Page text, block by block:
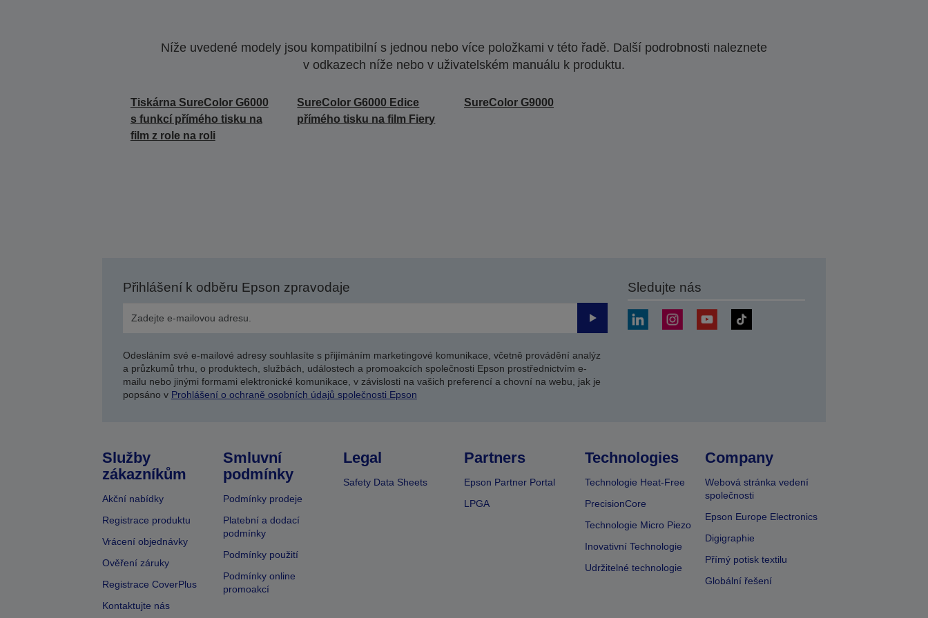
Níže uvedené modely jsou kompatibilní s jednou nebo více položkami v této řadě. Další podrobnosti naleznete
v odkazech níže nebo v uživatelském manuálu k produktu.
Tiskárna SureColor G6000
s funkcí přímého tisku na
film z role na roli
SureColor G6000 Edice
přímého tisku na film Fiery
SureColor G9000
Přihlášení k odběru Epson zpravodaje
Odeslat
Odesláním své e-mailové adresy souhlasíte s přijímáním marketingové komunikace, včetně provádění analýz
a průzkumů trhu, o produktech, službách, událostech a promoakcích společnosti Epson prostřednictvím e-
mailu nebo jinými formami elektronické komunikace, v závislosti na vašich preferencí a chovní na webu, jak je
popsáno v Prohlášení o ochraně osobních údajů společnosti Epson
Sledujte nás
Služby
zákazníkům
Akční nabídky
Registrace produktu
Vrácení objednávky
Ověření záruky
Registrace CoverPlus
Kontaktujte nás
Smluvní
podmínky
Podmínky prodeje
Platební a dodací
podmínky
Podmínky použití
Podmínky online
promoakcí
Legal
Safety Data Sheets
Partners
Epson Partner Portal
LPGA
Technologies
Technologie Heat-Free
PrecisionCore
Technologie Micro Piezo
Inovativní Technologie
Udržitelné technologie
Company
Webová stránka vedení
společnosti
Epson Europe Electronics
Digigraphie
Přímý potisk textilu
Globální řešení